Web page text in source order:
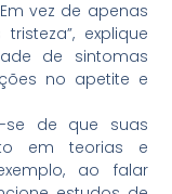
vez de apenas
explique
de sintomas
no apetite e
se de que suas
em teorias e
ao falar